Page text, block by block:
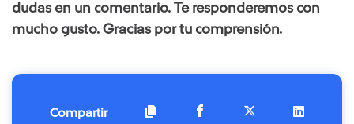
dudas en un comentario. Te responderemos con
mucho gusto. Gracias por tu comprensión.​​​​​​
Compartir